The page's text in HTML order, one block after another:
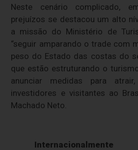
Neste cenário complicado,
prejuízos se destacou um alto
a missão do Ministério de
“seguir amparando o trade com
peso do Estado das costas do
que estão estruturando o
anunciar medidas para
investidores e visitantes ao
Machado Neto.
Internacionalmente